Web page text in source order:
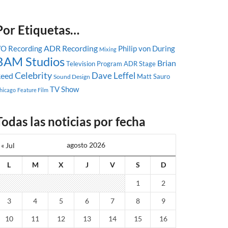
Etiquetas…
RecordingADR Recording Mixing Philip von During
StudiosTelevision Program ADR Stage Brian
Celebrity Sound Design Dave Leffel Matt Sauro
Feature Film TV Show
las noticias por fecha
agosto 2026
L M X J V S D
« Jul
1 2
3 4 5 6 7 8 9
10 11 12 13 14 15 16